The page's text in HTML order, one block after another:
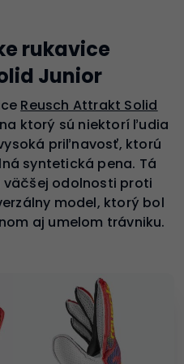
rukavice
Junior
Reusch Attrakt Solid
ktorý sú niektorí ľudia
priľnavosť, ktorú
syntetická pena. Tá
odolnosti proti
model, ktorý bol
aj umelom trávniku.